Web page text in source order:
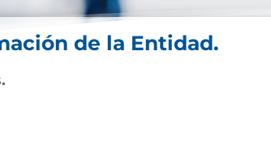
de la Entidad.